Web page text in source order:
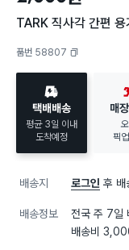
TARK 직사각 간편
품번 58807
택배배송
평균 3일 이내
도착예정
매
픽
배송지 로그인 후 배
배송정보 전국 주 7일
배송비